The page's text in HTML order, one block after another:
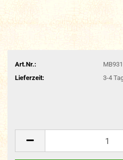
Art.Nr.:
Lieferzeit:
3-4